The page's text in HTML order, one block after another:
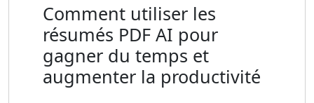
Comment utiliser les
résumés PDF AI pour
gagner du temps et
augmenter la productivité